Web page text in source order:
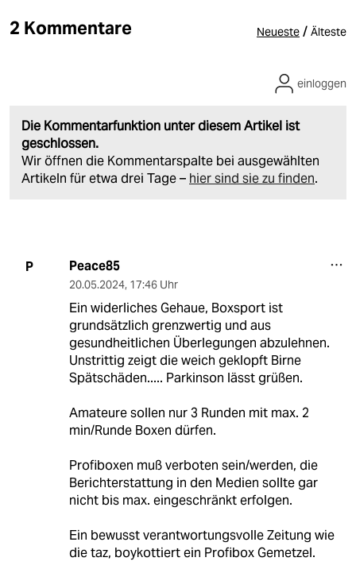
2 Kommentare Neueste / Älteste
Die Kommentarfunktion unter diesem Artikel ist
geschlossen.
Wir öffnen die Kommentarspalte bei ausgewählten
Artikeln für etwa drei Tage – hier sind sie zu finden.
einloggen
P Peace85
20.05.2024, 17:46 Uhr
Ein widerliches Gehaue, Boxsport ist
grundsätzlich grenzwertig und aus
gesundheitlichen Überlegungen abzulehnen.
Unstrittig zeigt die weich geklopft Birne
Spätschäden..... Parkinson lässt grüßen.
Amateure sollen nur 3 Runden mit max. 2
min/Runde Boxen dürfen.
Profiboxen muß verboten sein/werden, die
Berichterstattung in den Medien sollte gar
nicht bis max. eingeschränkt erfolgen.
Ein bewusst verantwortungsvolle Zeitung wie
die taz, boykottiert ein Profibox Gemetzel.